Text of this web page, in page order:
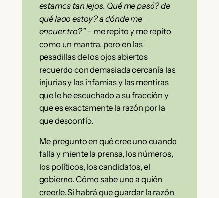
estamos tan lejos. Qué me pasó? de
qué lado estoy? a dónde me
encuentro?”– me repito y me repito
como un mantra, pero en las
pesadillas de los ojos abiertos
recuerdo con demasiada cercanía las
injurias y las infamias y las mentiras
que le he escuchado a su fracción y
que es exactamente la razón por la
que desconfío.
Me pregunto en qué cree uno cuando
falla y miente la prensa, los números,
los políticos, los candidatos, el
gobierno. Cómo sabe uno a quién
creerle. Si habrá que guardar la razón